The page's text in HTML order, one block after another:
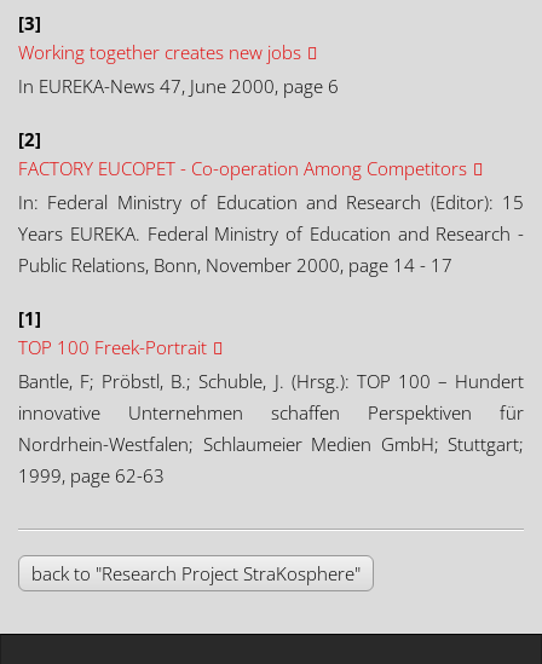
[3]
Working together creates new jobs
In EUREKA-News 47, June 2000, page 6
[2]
FACTORY EUCOPET - Co-operation Among Competitors
In: Federal Ministry of Education and Research (Editor): 15
Years EUREKA. Federal Ministry of Education and Research -
Public Relations, Bonn, November 2000, page 14 - 17
[1]
TOP 100 Freek-Portrait
Bantle, F; Pröbstl, B.; Schuble, J. (Hrsg.): TOP 100 – Hundert
innovative Unternehmen schaffen Perspektiven für
Nordrhein-Westfalen; Schlaumeier Medien GmbH; Stuttgart;
1999, page 62-63
back to "Research Project StraKosphere"